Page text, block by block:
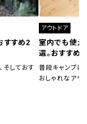
すすめ2
そしておす
アウトドア
室内でも使え
選。おすすめ
普段キャンプに
おしゃれなアウ